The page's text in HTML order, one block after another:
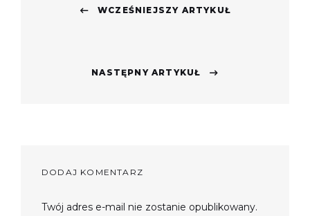
WCZEŚNIEJSZY ARTYKUŁ
NASTĘPNY ARTYKUŁ
DODAJ KOMENTARZ
Twój adres e-mail nie zostanie opublikowany.